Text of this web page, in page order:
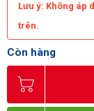
Lưu ý: Không áp
trên.
Còn hàng